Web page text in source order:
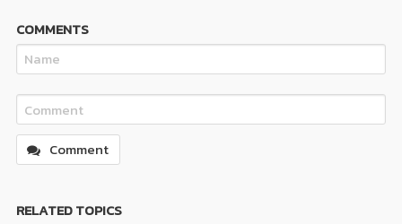
COMMENTS
Comment
RELATED TOPICS